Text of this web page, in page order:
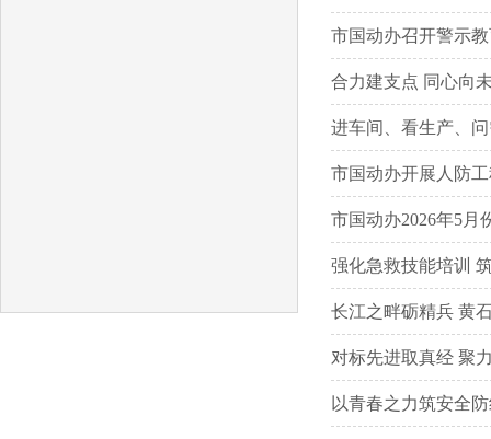
市国动办召开警示
合力建支点 同心向
进车间、看生产、
市国动办开展人防
市国动办2026年5月
强化急救技能培训
长江之畔砺精兵 黄
对标先进取真经 聚
以青春之力筑安全